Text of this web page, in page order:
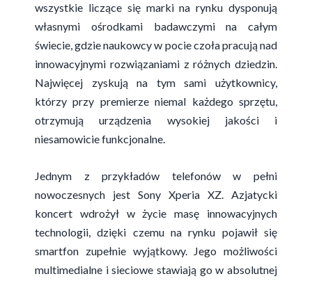
wszystkie liczące się marki na rynku dysponują
własnymi ośrodkami badawczymi na całym
świecie, gdzie naukowcy w pocie czoła pracują nad
innowacyjnymi rozwiązaniami z różnych dziedzin.
Najwięcej zyskują na tym sami użytkownicy,
którzy przy premierze niemal każdego sprzętu,
otrzymują urządzenia wysokiej jakości i
niesamowicie funkcjonalne.
Jednym z przykładów telefonów w pełni
nowoczesnych jest Sony Xperia XZ. Azjatycki
koncert wdrożył w życie masę innowacyjnych
technologii, dzięki czemu na rynku pojawił się
smartfon zupełnie wyjątkowy. Jego możliwości
multimedialne i sieciowe stawiają go w absolutnej